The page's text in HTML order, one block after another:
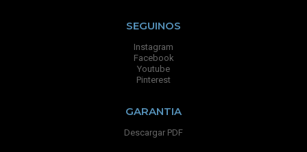
SEGUINOS
Instagram
Facebook
Youtube
Pinterest
GARANTIA
Descargar PDF